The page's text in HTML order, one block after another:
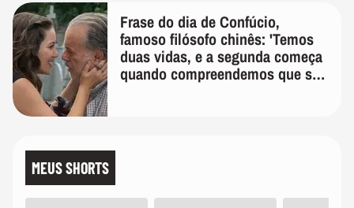
Frase do dia de Confúcio,
famoso filósofo chinês: 'Temos
duas vidas, e a segunda começa
quando compreendemos que só
MEUS SHORTS